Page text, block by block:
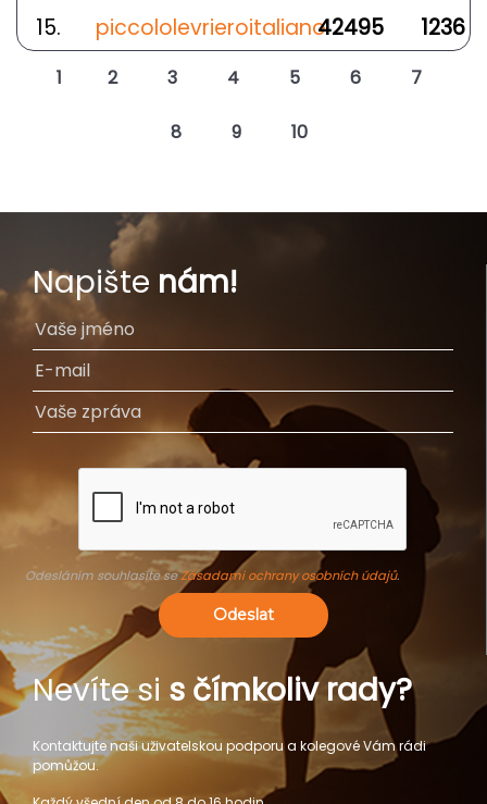
15.
piccololevrieroitaliano42495 1236
1 2 3 4 5 6 7
8 9 10
Napište nám!
Odesláním souhlasíte seZásadami ochrany osobních údajů.
Odeslat
Nevíte si s čímkoliv rady?
Kontaktujte naši uživatelskou podporu a kolegové Vám rádi
pomůžou.